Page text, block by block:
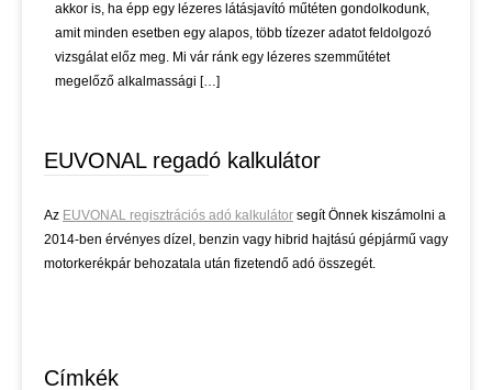
akkor is, ha épp egy lézeres látásjavító műtéten gondolkodunk,
amit minden esetben egy alapos, több tízezer adatot feldolgozó
vizsgálat előz meg. Mi vár ránk egy lézeres szemműtétet
megelőző alkalmassági […]
EUVONAL regadó kalkulátor
Az EUVONAL regisztrációs adó kalkulátor segít Önnek kiszámolni a
2014-ben érvényes dízel, benzin vagy hibrid hajtású gépjármű vagy
motorkerékpár behozatala után fizetendő adó összegét.
Címkék